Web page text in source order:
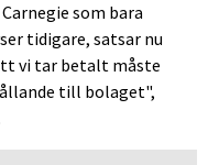
som bara
tidigare, satsar nu
vi tar betalt måste
till bolaget",